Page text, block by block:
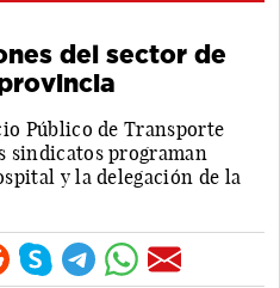
del sector de
Público de Transporte
sindicatos programan
y la delegación de la